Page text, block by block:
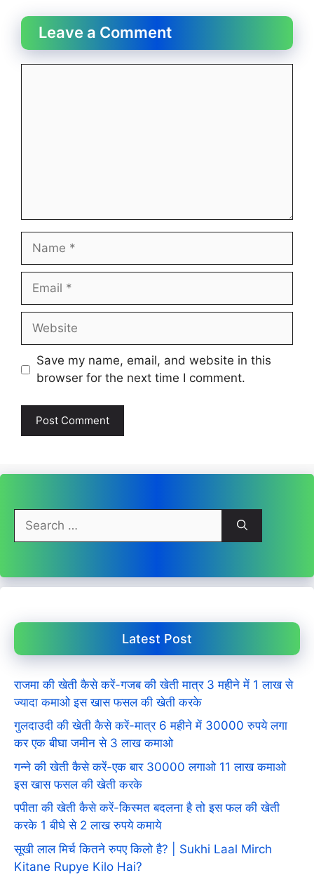
Leave a Comment
Name
Email
Website
Save my name, email, and website in this
browser for the next time I comment.
for:
Latest Post
राजमा की खेती कैसे करें-गजब की खेती मात्र 3 महीने में 1 लाख से
ज्यादा कमाओ इस खास फसल की खेती करके
गुलदाउदी की खेती कैसे करें-मात्र 6 महीने में 30000 रुपये लगा
कर एक बीघा जमीन से 3 लाख कमाओ
गन्ने की खेती कैसे करें-एक बार 30000 लगाओ 11 लाख कमाओ
इस खास फसल की खेती करके
पपीता की खेती कैसे करें-किस्मत बदलना है तो इस फल की खेती
करके 1 बीघे से 2 लाख रुपये कमाये
सूखी लाल मिर्च कितने रुपए किलो है? | Sukhi Laal Mirch
Kitane Rupye Kilo Hai?